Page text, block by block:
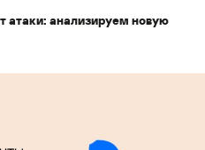
анализируем новую